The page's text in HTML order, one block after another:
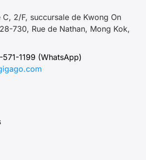
2/F, succursale de Kwong On
730, Rue de Nathan, Mong Kok,
1199 (WhatsApp)